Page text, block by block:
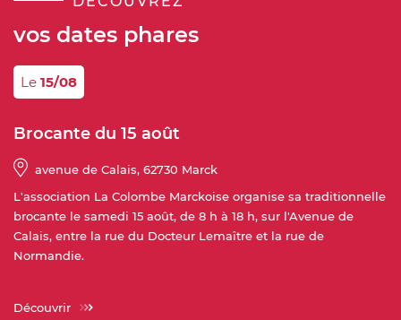
vos dates phares
Le 15/08
Brocante du 15 août
avenue de Calais, 62730 Marck
L'association La Colombe Marckoise organise sa traditionnelle
brocante le samedi 15 août, de 8 h à 18 h, sur l'Avenue de
Calais, entre la rue du Docteur Lemaître et la rue de
Normandie.
Découvrir